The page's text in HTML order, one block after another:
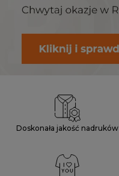
Doskonała jakość nadruków